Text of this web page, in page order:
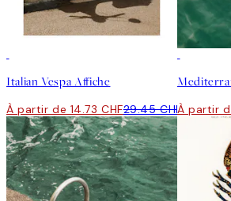
Italian Vespa Affiche
À partir de 14.73 CHF29.45 CHFÀ partir